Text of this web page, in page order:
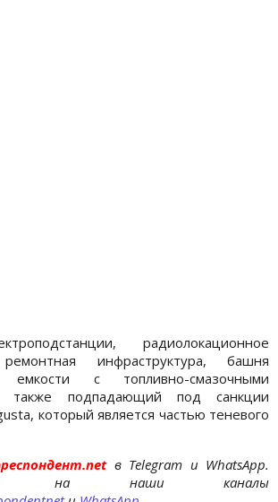
радиолокационное
инфраструктура, башня
с топливно-смазочными
также подпадающий под санкции
который является частью теневого
в Telegram и WhatsApp.
на наши каналы